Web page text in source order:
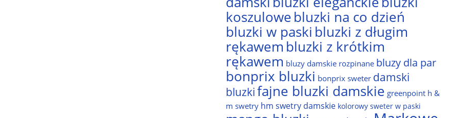
koszulowe bluzki na co dzień
bluzki w paski bluzki z długim
rękawem bluzki z krótkim
rękawem bluzy damskie rozpinane bluzy dla par
bonprix bluzki bonprix sweter damski
bluzkifajne bluzki damskie greenpoint h &
m swetry hm swetry damskie kolorowy sweter w paski